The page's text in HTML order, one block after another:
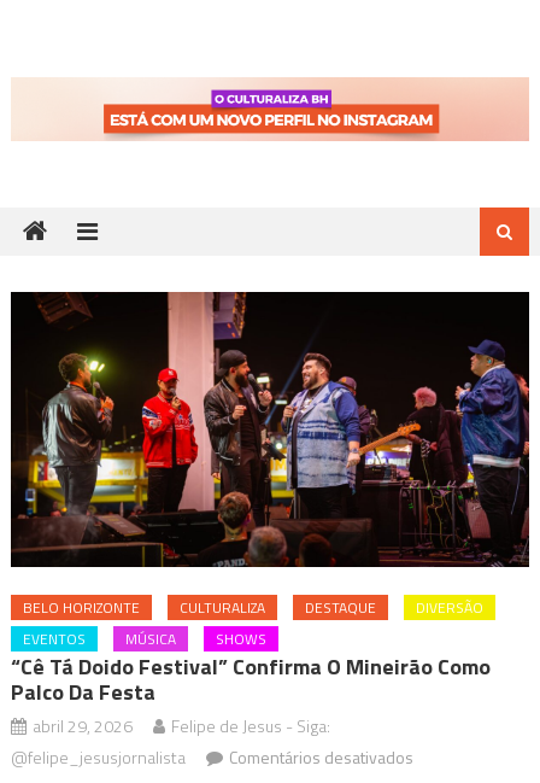
BELO HORIZONTE CULTURALIZA DESTAQUE
DIVERSÃO
EVENTOS
MÚSICA SHOWS
“Cê Tá Doido Festival” Confirma O Mineirão Como
Palco Da Festa
abril 29, 2026
Felipe de Jesus - Siga:
@felipe_jesusjornalista
Comentários desativadosem